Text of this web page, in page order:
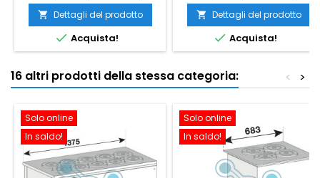
 Dettagli del prodotto
 Acquista!
 Dettagli del prodotto
 Acquista!
16 altri prodotti della stessa categoria: >
<
Solo online
In saldo!
Solo online
In saldo!